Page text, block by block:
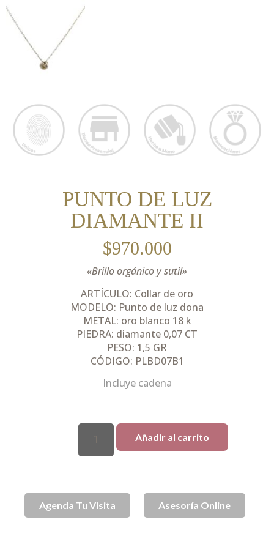
PUNTO DE LUZ
DIAMANTE II
$970.000
«Brillo orgánico y sutil»
ARTÍCULO: Collar de oro
MODELO: Punto de luz dona
METAL: oro blanco 18 k
PIEDRA: diamante 0,07 CT
PESO: 1,5 GR
CÓDIGO: PLBD07B1
Incluye cadena
Añadir al carrito
Agenda Tu Visita Asesoría Online